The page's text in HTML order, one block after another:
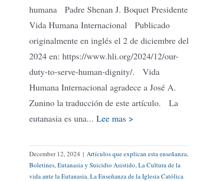
humana Padre Shenan J. Boquet Presidente
Vida Humana Internacional Publicado
originalmente en inglés el 2 de diciembre del
2024 en: https://www.hli.org/2024/12/our-
duty-to-serve-human-dignity/. Vida
Humana Internacional agradece a José A.
Zunino la traducción de este artículo. La
eutanasia es una... Lee mas >
December 12, 2024 | Artículos que explican esta enseñanza,
Boletines, Eutanasia y Suicidio Asistido, La Cultura de la
vida ante la Eutanasia, La Enseñanza de la Iglesia Católica